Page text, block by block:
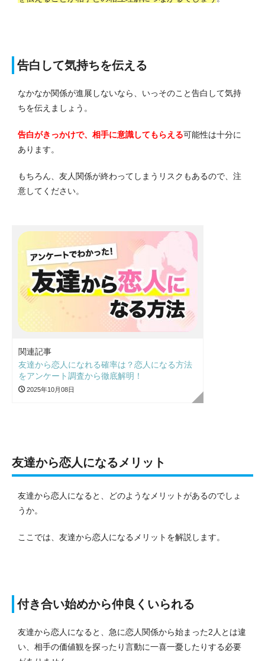
告白して気持ちを伝える
なかなか関係が進展しないなら、いっそのこと告白して気持
ちを伝えましょう。
告白がきっかけで、相手に意識してもらえる可能性は十分に
あります。
もちろん、友人関係が終わってしまうリスクもあるので、注
意してください。
関連記事
友達から恋人になれる確率は？恋人になる方法
をアンケート調査から徹底解明！
2025年10月08日
友達から恋人になるメリット
友達から恋人になると、どのようなメリットがあるのでしょ
うか。
ここでは、友達から恋人になるメリットを解説します。
付き合い始めから仲良くいられる
友達から恋人になると、急に恋人関係から始まった2人とは違
い、相手の価値観を探ったり言動に一喜一憂したりする必要